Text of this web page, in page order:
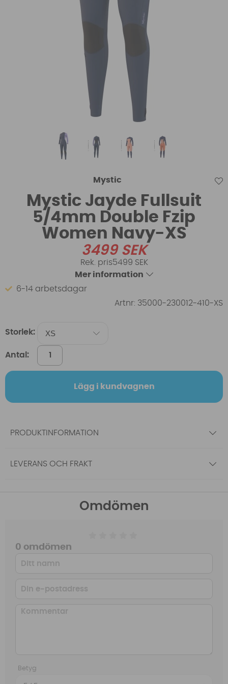
Mystic
Mystic Jayde Fullsuit
5/4mm Double Fzip
Women Navy-XS
3499SEK
5499 SEK
Mer information
6-14 arbetsdagar
Artnr: 35000-230012-410-XS
Storlek:
Antal:
Lägg i kundvagnen
PRODUKTINFORMATION
LEVERANS OCH FRAKT
Omdömen
0 omdömen
Betyg